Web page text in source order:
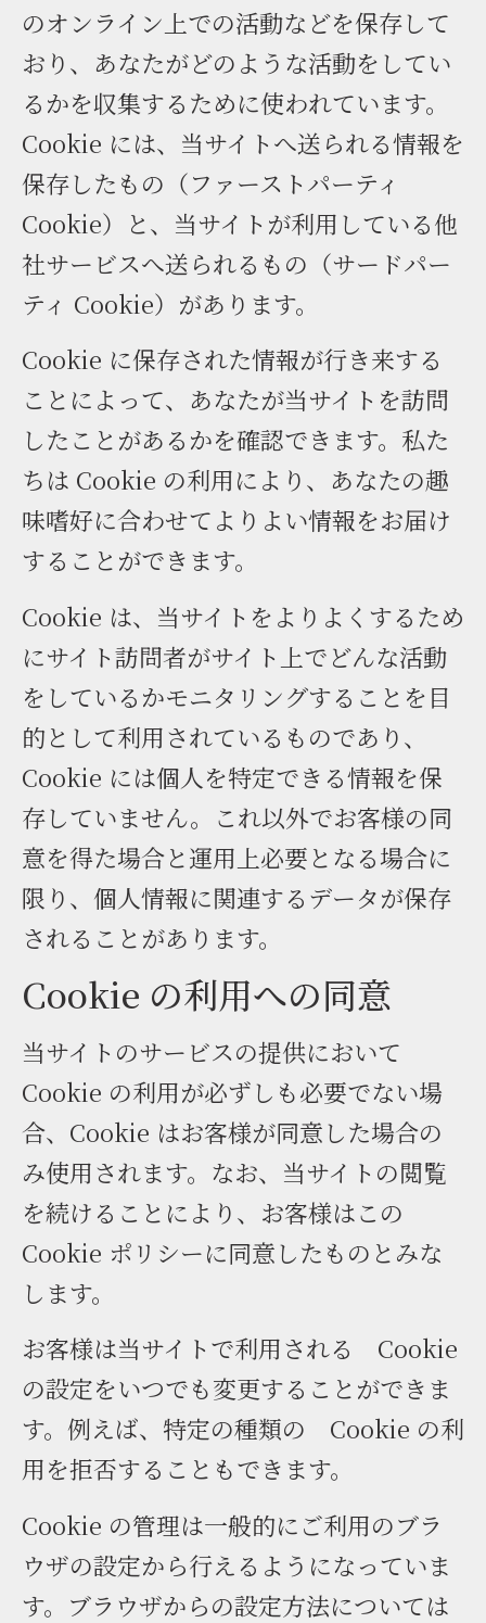
のオンライン上での活動などを保存して
おり、あなたがどのような活動をしてい
るかを収集するために使われています。
Cookie には、当サイトへ送られる情報を
保存したもの（ファーストパーティ
Cookie）と、当サイトが利用している他
社サービスへ送られるもの（サードパー
ティ Cookie）があります。
Cookie に保存された情報が行き来する
ことによって、あなたが当サイトを訪問
したことがあるかを確認できます。私た
ちは Cookie の利用により、あなたの趣
味嗜好に合わせてよりよい情報をお届け
することができます。
Cookie は、当サイトをよりよくするため
にサイト訪問者がサイト上でどんな活動
をしているかモニタリングすることを目
的として利用されているものであり、
Cookie には個人を特定できる情報を保
存していません。これ以外でお客様の同
意を得た場合と運用上必要となる場合に
限り、個人情報に関連するデータが保存
されることがあります。
Cookie の利用への同意
当サイトのサービスの提供において
Cookie の利用が必ずしも必要でない場
合、Cookie はお客様が同意した場合の
み使用されます。なお、当サイトの閲覧
を続けることにより、お客様はこの
Cookie ポリシーに同意したものとみな
します。
お客様は当サイトで利用される Cookie
の設定をいつでも変更することができま
す。例えば、特定の種類の Cookie の利
用を拒否することもできます。
Cookie の管理は一般的にご利用のブラ
ウザの設定から行えるようになっていま
す。ブラウザからの設定方法については